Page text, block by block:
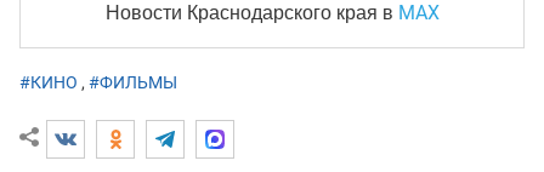
Новости Краснодарского края в MAX
#КИНО , #ФИЛЬМЫ